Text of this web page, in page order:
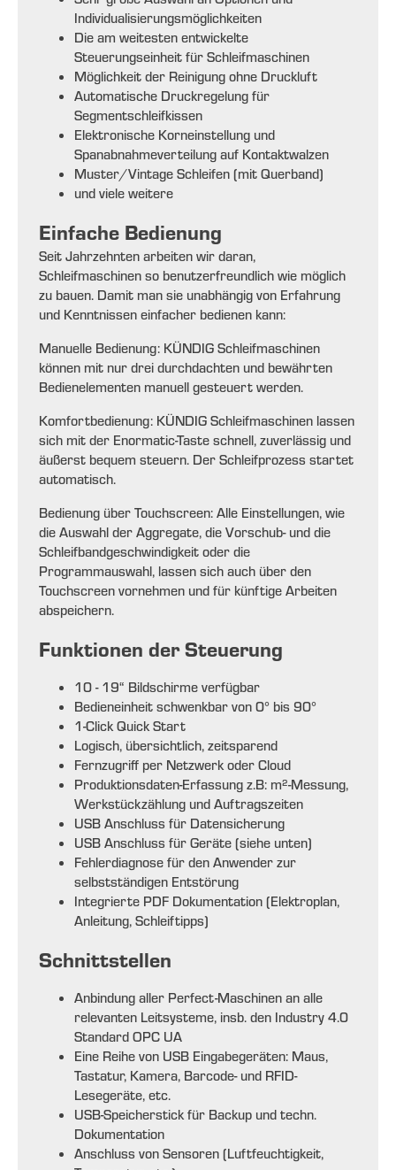
Individualisierungsmöglichkeiten
Die am weitesten entwickelte
Steuerungseinheit für Schleifmaschinen
Möglichkeit der Reinigung ohne Druckluft
Automatische Druckregelung für
Segmentschleifkissen
Elektronische Korneinstellung und
Spanabnahmeverteilung auf Kontaktwalzen
Muster/Vintage Schleifen (mit Querband)
und viele weitere
Einfache Bedienung
Seit Jahrzehnten arbeiten wir daran,
Schleifmaschinen so benutzerfreundlich wie möglich
zu bauen. Damit man sie unabhängig von Erfahrung
und Kenntnissen einfacher bedienen kann:
Manuelle Bedienung: KÜNDIG Schleifmaschinen
können mit nur drei durchdachten und bewährten
Bedienelementen manuell gesteuert werden.
Komfortbedienung: KÜNDIG Schleifmaschinen lassen
sich mit der Enormatic-Taste schnell, zuverlässig und
äußerst bequem steuern. Der Schleifprozess startet
automatisch.
Bedienung über Touchscreen: Alle Einstellungen, wie
die Auswahl der Aggregate, die Vorschub- und die
Schleifbandgeschwindigkeit oder die
Programmauswahl, lassen sich auch über den
Touchscreen vornehmen und für künftige Arbeiten
abspeichern.
Funktionen der Steuerung
10 - 19“ Bildschirme verfügbar
Bedieneinheit schwenkbar von 0° bis 90°
1-Click Quick Start
Logisch, übersichtlich, zeitsparend
Fernzugriff per Netzwerk oder Cloud
Produktionsdaten-Erfassung z.B: m²-Messung,
Werkstückzählung und Auftragszeiten
USB Anschluss für Datensicherung
USB Anschluss für Geräte (siehe unten)
Fehlerdiagnose für den Anwender zur
selbstständigen Entstörung
Integrierte PDF Dokumentation (Elektroplan,
Anleitung, Schleiftipps)
Schnittstellen
Anbindung aller Perfect-Maschinen an alle
relevanten Leitsysteme, insb. den Industry 4.0
Standard OPC UA
Eine Reihe von USB Eingabegeräten: Maus,
Tastatur, Kamera, Barcode- und RFID-
Lesegeräte, etc.
USB-Speicherstick für Backup und techn.
Dokumentation
Anschluss von Sensoren (Luftfeuchtigkeit,